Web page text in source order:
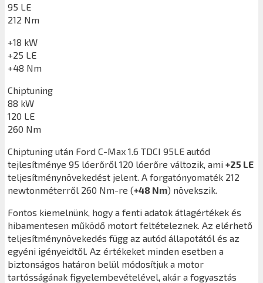
95 LE
212 Nm
+18 kW
+25 LE
+48 Nm
Chiptuning
88 kW
120 LE
260 Nm
Chiptuning után Ford C-Max 1.6 TDCI 95LE autód
tejlesítménye 95 lóerőről 120 lóerőre változik, ami +25 LE
teljesítménynövekedést jelent. A forgatónyomaték 212
newtonméterről 260 Nm-re (+48 Nm) növekszik.
Fontos kiemelnünk, hogy a fenti adatok átlagértékek és
hibamentesen működő motort feltételeznek. Az elérhető
teljesítménynövekedés függ az autód állapotától és az
egyéni igényeidtől. Az értékeket minden esetben a
biztonságos határon belül módosítjuk a motor
tartósságának figyelembevételével, akár a fogyasztás